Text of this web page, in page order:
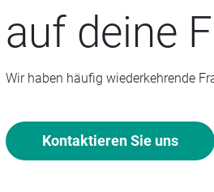
auf deine
Wir haben häufig wiederkehrende
Kontaktieren Sie uns